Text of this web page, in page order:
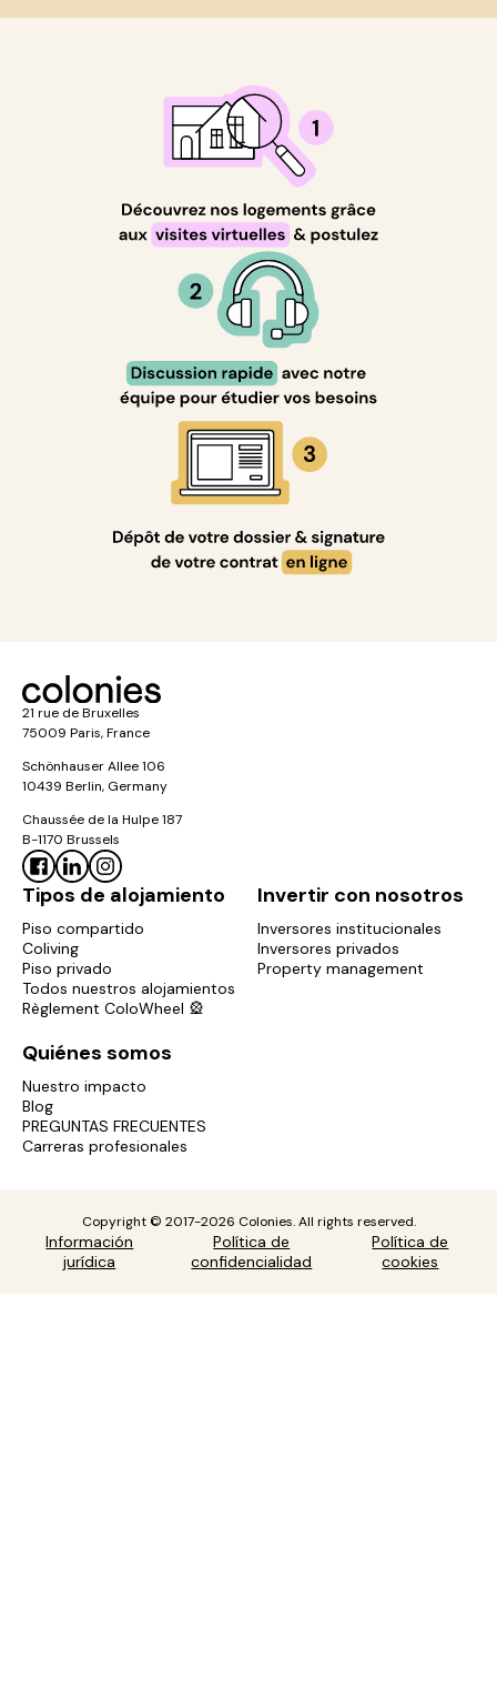
21 rue de Bruxelles
75009 Paris, France
Schönhauser Allee 106
10439 Berlin, Germany
Chaussée de la Hulpe 187
B-1170 Brussels
Tipos de alojamiento
Piso compartido
Coliving
Piso privado
Todos nuestros alojamientos
Règlement ColoWheel 🎡
Invertir con nosotros
Inversores institucionales
Inversores privados
Property management
Quiénes somos
Nuestro impacto
Blog
PREGUNTAS FRECUENTES
Carreras profesionales
Copyright © 2017-2026 Colonies. All rights reserved.
Información
jurídica
Política de
confidencialidad
Política de
cookies